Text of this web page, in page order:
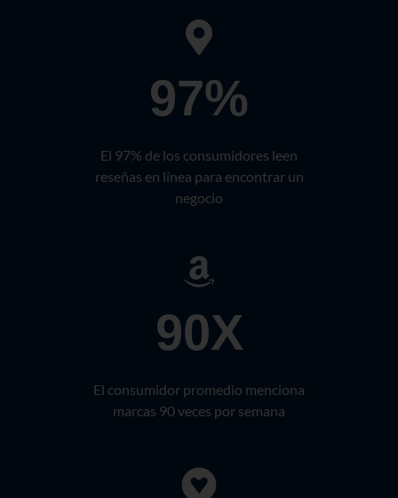
97%
El 97% de los consumidores leen
reseñas en línea para encontrar un
negocio
90X
El consumidor promedio menciona
marcas 90 veces por semana